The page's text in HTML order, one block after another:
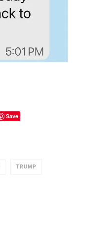
Save
TRUMP